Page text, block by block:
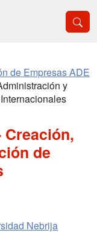
de Empresas ADE
y
Creación,
de
Nebrija